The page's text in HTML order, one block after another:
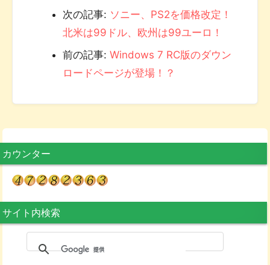
次の記事: ソニー、PS2を価格改定！
北米は99ドル、欧州は99ユーロ！
前の記事: Windows 7 RC版のダウン
ロードページが登場！？
カウンター
サイト内検索